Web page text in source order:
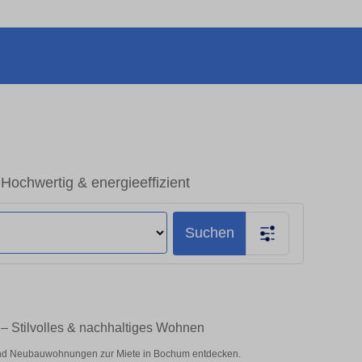
& energieeffizient
Suchen
Stilvolles & nachhaltiges Wohnen
Neubauwohnungen zur Miete in Bochum entdecken.